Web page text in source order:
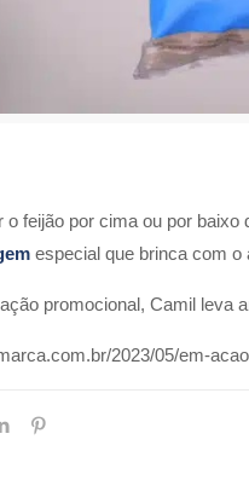
feijão por cima ou por
especial que brinca com o
promocional, Camil leva
2023/05/em-